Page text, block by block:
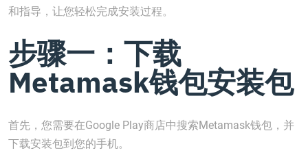
和指导，让您轻松完成安装过程。
步骤一：下载
Metamask钱包安装包
首先，您需要在Google Play商店中搜索Metamask钱包，并
下载安装包到您的手机。